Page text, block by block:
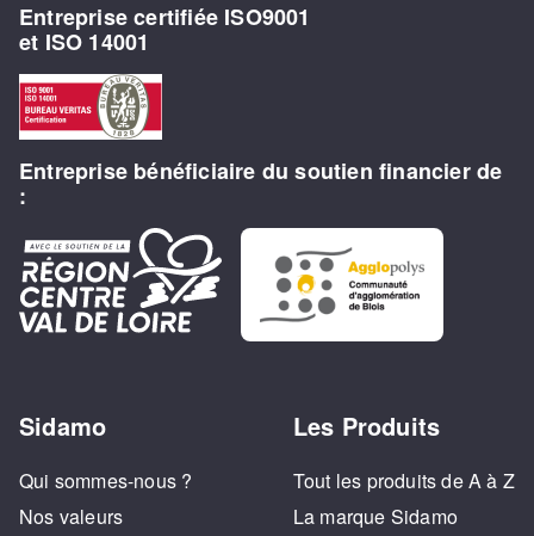
Entreprise certifiée ISO9001
et ISO 14001
Entreprise bénéficiaire du soutien financier de
:
Sidamo
Qui sommes-nous ?
Nos valeurs
Les Produits
Tout les produits de A à Z
La marque Sidamo